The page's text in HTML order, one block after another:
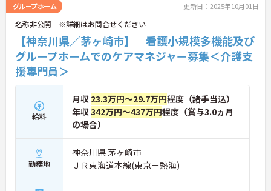
グループホーム 更新日：2025年10月01日
名称非公開 ※詳細はお問合せください
【神奈川県／茅ヶ崎市】 看護小規模多機能及び
グループホームでのケアマネジャー募集＜介護支
援専門員＞
給料
月収 23.3万円～29.7万円程度（諸手当込）
年収342万円～437万円程度（賞与3.0ヵ月
の場合）
勤務地
神奈川県 茅ヶ崎市
ＪＲ東海道本線(東京－熱海)